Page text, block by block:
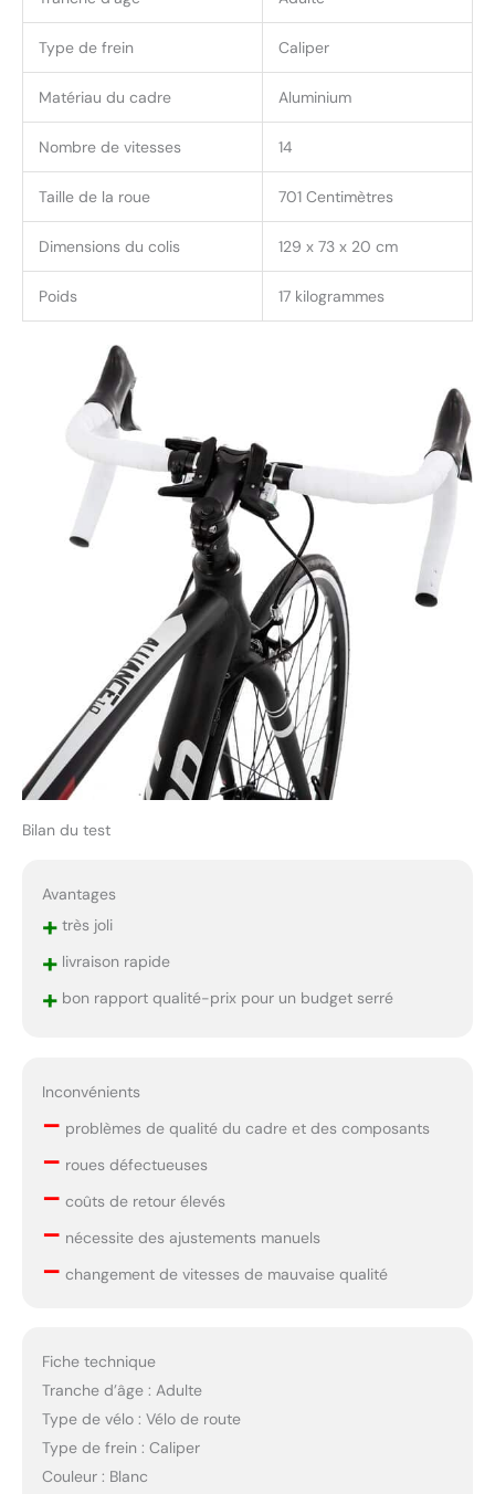
Type de frein Caliper
Matériau du cadre Aluminium
Nombre de vitesses 14
Taille de la roue 701 Centimètres
Dimensions du colis 129 x 73 x 20 cm
Poids 17 kilogrammes
Bilan du test
Avantages
+très joli
+livraison rapide
+bon rapport qualité-prix pour un budget serré
Inconvénients
– problèmes de qualité du cadre et des composants
– roues défectueuses
– coûts de retour élevés
– nécessite des ajustements manuels
– changement de vitesses de mauvaise qualité
Fiche technique
Tranche d’âge : Adulte
Type de vélo : Vélo de route
Type de frein : Caliper
Couleur : Blanc